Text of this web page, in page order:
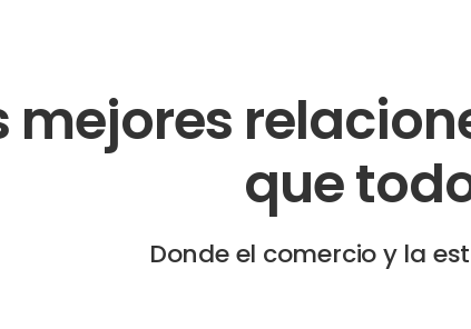
mejores
que
Donde el comercio y la